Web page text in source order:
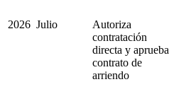
2026 Julio
Autoriza
contratación
directa y aprueba
contrato de
arriendo